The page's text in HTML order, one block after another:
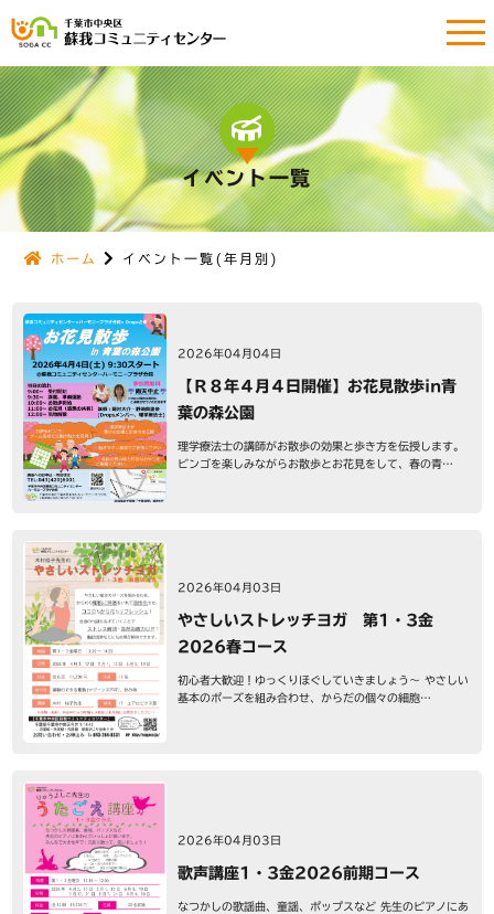
イベント一覧
ホーム イベント一覧(年月別)
2026年04月04日
【Ｒ８年４月４日開催】お花見散歩in青
葉の森公園
理学療法士の講師がお散歩の効果と歩き方を伝授します。
ビンゴを楽しみながらお散歩とお花見をして、春の青…
2026年04月03日
やさしいストレッチヨガ 第1・3金
2026春コース
初心者大歓迎！ゆっくりほぐしていきましょう～ やさしい
基本のポーズを組み合わせ、からだの個々の細胞…
2026年04月03日
歌声講座1・3金2026前期コース
なつかしの歌謡曲、童謡、ポップスなど 先生のピアノにあ